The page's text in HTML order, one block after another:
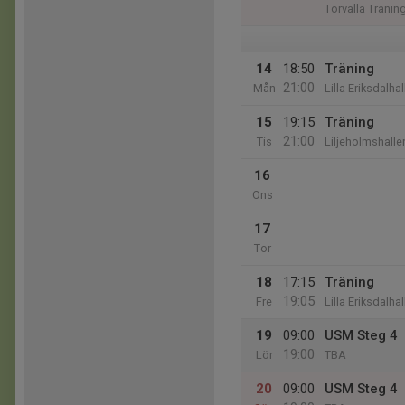
Torvalla
14
Mån
18:50
21:00
Träning
Lilla
15
Tis
19:15
21:00
Träning
16
Ons
17
Tor
18
Fre
17:15
19:05
Träning
Lilla
19
Lör
09:00
19:00
USM Steg 4
TBA
20
09:00
USM Steg 4